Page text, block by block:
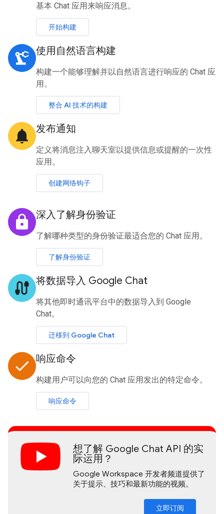
基本 Chat 应用来响应消息。
开始构建
precision_manufacturing 使用自然语言构建
构建一个能够理解并以自然语言进行响应的 Chat 应
用。
整合 AI 技术的构建
notifications 发布通知
定义将消息注入聊天室以提供信息或提醒的一次性
应用。
创建网络钩子
lock 深入了解身份验证
了解哪种类型的身份验证最适合您的 Chat 应用。
了解身份验证
cable 将数据导入 Google Chat
将其他即时通讯平台中的数据导入到 Google
Chat。
迁移到 Google Chat
done 响应命令
构建用户可以向您的 Chat 应用发出的特定命令。
响应命令
想了解 Google Chat API 的实
际运用？
Google Workspace 开发者频道提供了
关于提示、技巧和最新功能的视频。
立即订阅